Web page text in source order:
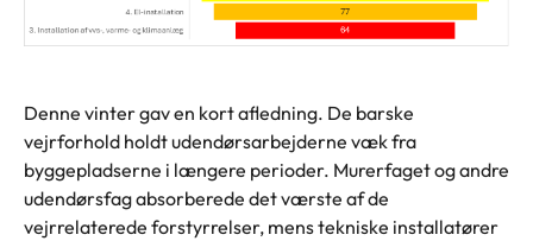
Denne vinter gav en kort afledning. De barske
vejrforhold holdt udendørsarbejderne væk fra
byggepladserne i længere perioder. Murerfaget og andre
udendørsfag absorberede det værste af de
vejrrelaterede forstyrrelser, mens tekniske installatører